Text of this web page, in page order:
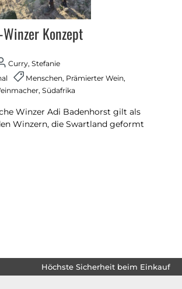
Konzept
Curry, Stefanie
Menschen, Prämierter Wein,
,Südafrika
Winzer Adi Badenhorst gilt als
Winzern, die Swartland geformt
Höchste Sicherheit beim Einkauf